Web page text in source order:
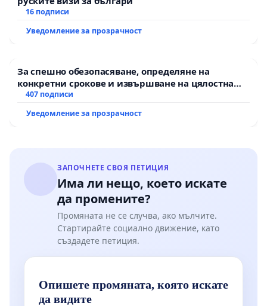
16 подписи
Уведомление за прозрачност
За спешно обезопасяване, определяне на
конкретни срокове и извършване на цялостна
рехабилитация на републиканския път между
Мирово - к.к. Момин проход
407 подписи
Уведомление за прозрачност
ЗАПОЧНЕТЕ СВОЯ ПЕТИЦИЯ
Има ли нещо, което искате
да промените?
Промяната не се случва, ако мълчите.
Стартирайте социално движение, като
създадете петиция.
Опишете промяната, която искате
да видите